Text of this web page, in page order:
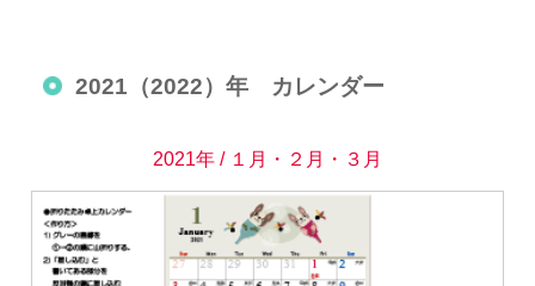
2021（2022）年 カレンダー
2021年 / １月・２月・３月